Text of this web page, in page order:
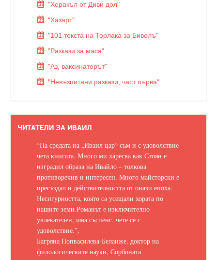
"Херакъл от Диви дол"
"Хазарт"
"101 текста на Торлака за Биволъ"
"Разкази за маса"
"Аз, ваксинаторът"
"Невъзпитани разкази, част първа"
ЧИТАТЕЛИ ЗА ИВАИЛ
“На средата на „Иваил цар“ съм и с удоволствие
чета книгата. Много ми харесва как Стоян е
изградил образа на Ивайло – толкова
противоречив и интересен. Много майсторски е
пресъздал и действителността от онази епоха.
Несигурността, която са усещали хората по
нашите земи.Романът е изключително
увлекателен, има съспенс, чете се с
удоволствие.”,
Багряна Попвасилева-Беланже, доктор на
филологическите науки, Сорбоната